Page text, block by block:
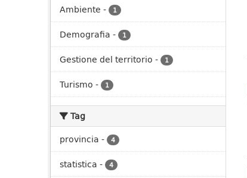
Ambiente - 1
Demografia - 1
Gestione del territorio - 1
Turismo - 1
Tag
provincia - 4
statistica - 4